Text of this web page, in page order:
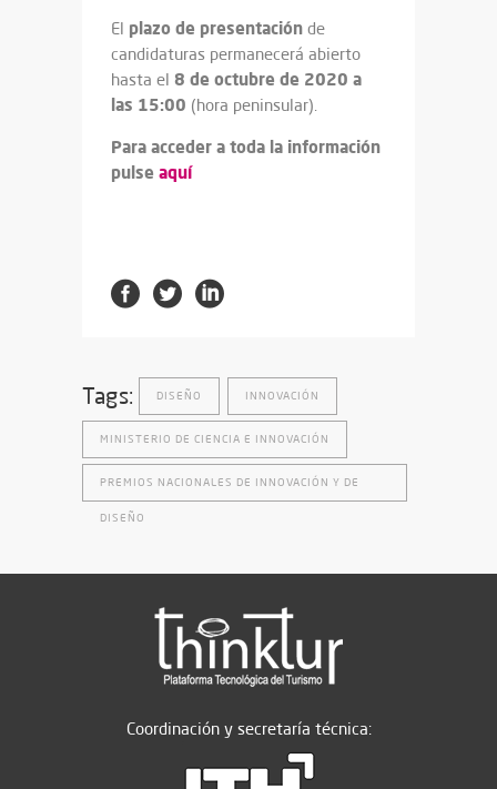
El plazo de presentación de
candidaturas permanecerá abierto
hasta el 8 de octubre de 2020 a
las 15:00 (hora peninsular).
Para acceder a toda la información
pulse aquí
Tags: DISEÑO INNOVACIÓN
MINISTERIO DE CIENCIA E INNOVACIÓN
PREMIOS NACIONALES DE INNOVACIÓN Y DE
DISEÑO
Coordinación y secretaría técnica: